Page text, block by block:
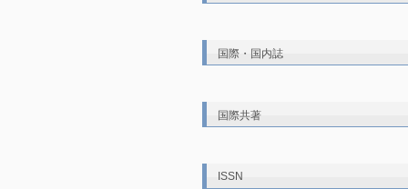
国際・国内誌
国際共著
ISSN